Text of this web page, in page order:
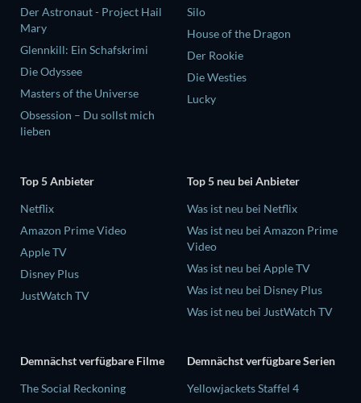
Der Astronaut - Project Hail
Mary
Glennkill: Ein Schafskrimi
Die Odyssee
Masters of the Universe
Obsession – Du sollst mich
lieben
Silo
House of the Dragon
Der Rookie
Die Westies
Lucky
Top 5 Anbieter
Netflix
Amazon Prime Video
Apple TV
Disney Plus
JustWatch TV
Top 5 neu bei Anbieter
Was ist neu bei Netflix
Was ist neu bei Amazon Prime
Video
Was ist neu bei Apple TV
Was ist neu bei Disney Plus
Was ist neu bei JustWatch TV
Demnächst verfügbare Filme
The Social Reckoning
Demnächst verfügbare Serien
Yellowjackets Staffel 4